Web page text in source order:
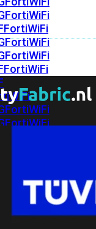
FortiWiFi
FortiWiFi
FortiWiFi
FortiWiFi
FortiWiFi
FortiWiFi
FortiWiFi